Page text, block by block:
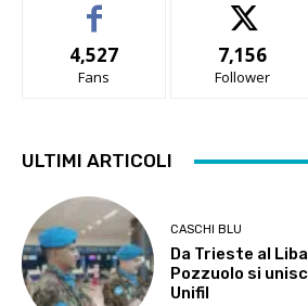
4,527
Fans
7,156
Follower
ULTIMI ARTICOLI
CASCHI BLU
Da Trieste al
Pozzuolo si
Unifil